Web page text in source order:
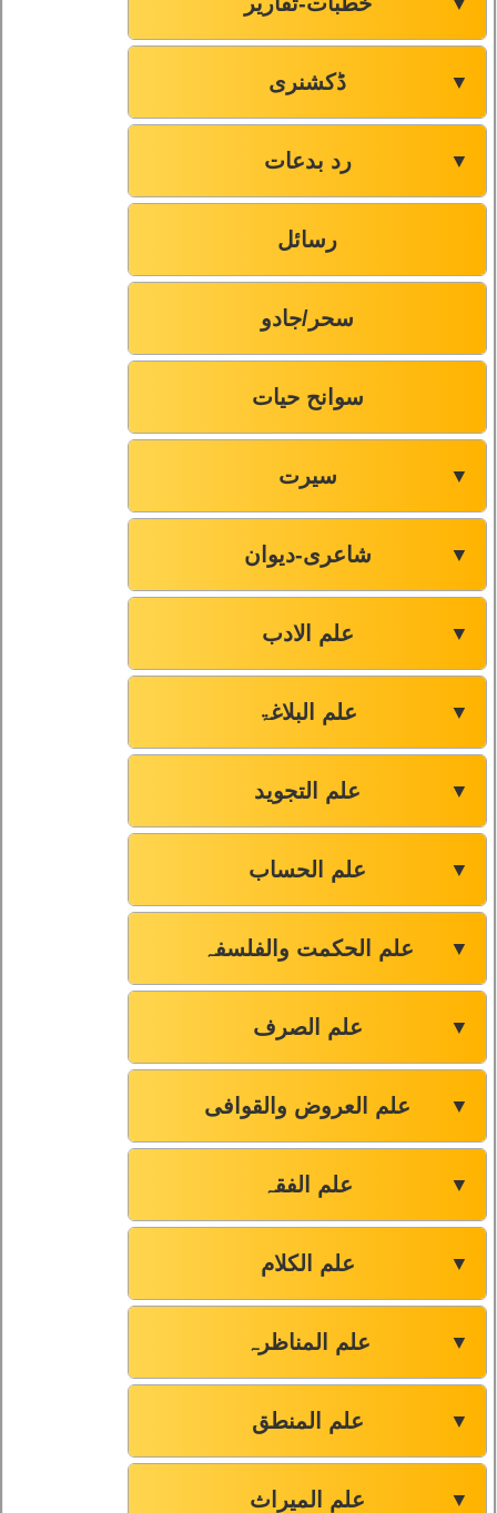
ڈکشنری ▼
رد بدعات ▼
رسائل
سحر/جادو
سوانح حیات
سیرت ▼
شاعری-دیوان ▼
علم الادب ▼
علم البلاغۃ ▼
علم التجوید ▼
علم الحساب ▼
علم الحکمت والفلسفہ ▼
علم الصرف ▼
علم العروض والقوافی ▼
علم الفقہ ▼
علم الکلام ▼
علم المناظرہ ▼
علم المنطق ▼
علم المیراث ▼